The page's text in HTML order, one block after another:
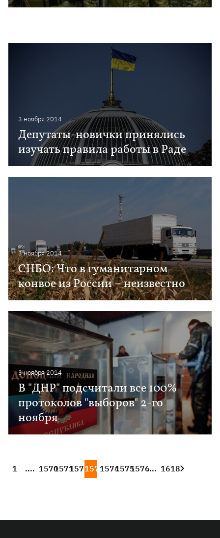
3 ноября 2014
Депутаты-новички принялись
изучать правила работы в Раде
3 ноября 2014
СНБО: Что в гуманитарном
конвое из России – неизвестно
3 ноября 2014
В "ДНР" подсчитали все 100%
протоколов "выборов" 2-го
ноября
1 .... 1570157115721573157415751576.... 1618